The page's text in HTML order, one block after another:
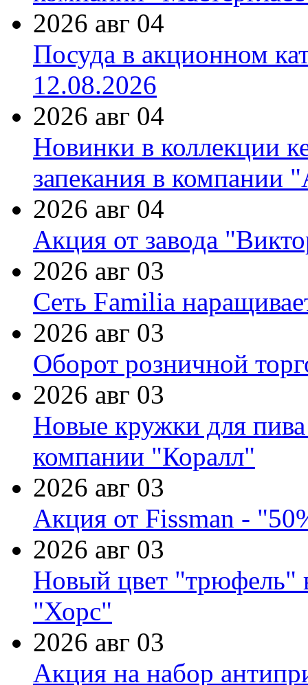
2026 авг 04
Посуда в акционном
12.08.2026
2026 авг 04
Новинки в коллекции
запекания в компании
2026 авг 04
Акция от завода
2026 авг 03
Сеть Familia
2026 авг 03
Оборот розничной
2026 авг 03
Новые кружки для
компании "Коралл"
2026 авг 03
Акция от Fissman -
2026 авг 03
Новый цвет "трюфель"
"Хорс"
2026 авг 03
Акция на набор